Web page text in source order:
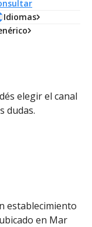
Idiomas
elegir el canal
dudas.
establecimiento
en Mar